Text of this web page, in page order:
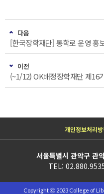
다음
[한국장학재단] 통학로 운영 홍
이전
(~1/12) OK배정장학재단 제16
개인정보처리방
서울특별시 관악구 관
TEL:
Copyright ⓒ 2023 College of